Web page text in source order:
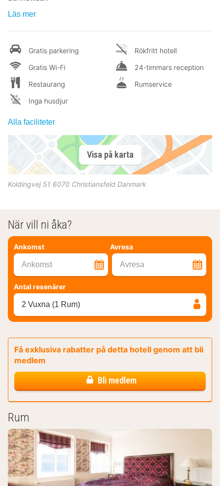
Läs mer
Gratis parkering
Gratis Wi-Fi
Restaurang
Inga husdjur
Rökfritt hotell
24-timmars reception
Rumservice
Alla faciliteter
Visa på karta
Koldingvej 51 6070 Christiansfeld Danmark
När vill ni åka?
Ankomst Avresa
Ankomst Avresa
Antal resenärer
2 Vuxna (1 Rum)
Få exklusiva rabatter på detta hotell genom att bli
medlem
Bli medlem
Rum